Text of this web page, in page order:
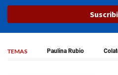
TEMAS Paulina Rubio